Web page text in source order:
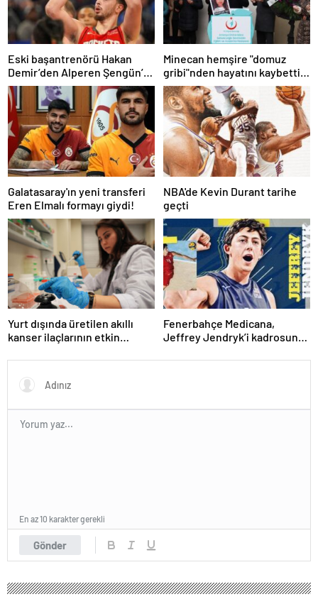
Eski başantrenörü Hakan
Demir’den Alperen Şengün’e
övgü
Minecan hemşire "domuz
gribi"nden hayatını kaybetti –
Haberler | Sağlık Haberleri
Galatasaray'ın yeni transferi
Eren Elmalı formayı giydi!
NBA'de Kevin Durant tarihe
geçti
Yurt dışında üretilen akıllı
kanser ilaçlarının etkin
geliştirildi | Sağlık Haberleri
Fenerbahçe Medicana,
Jeffrey Jendryk’i kadrosuna
Gönder
En az 10 karakter gerekli